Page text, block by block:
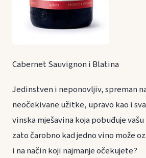
Cabernet Sauvignon i Blatina
Jedinstven i neponovljiv, spreman
neočekivane užitke, upravo kao i
vinska mješavina koja pobuđuje
zato čarobno kad jedno vino može
i na način koji najmanje očekujete?